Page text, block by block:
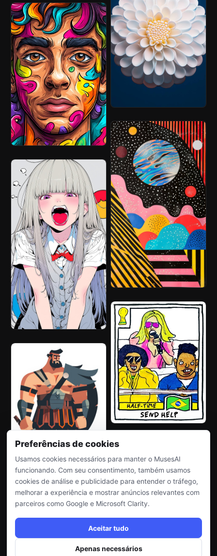
Preferências de cookies
Usamos cookies necessários para manter o MusesAI
funcionando. Com seu consentimento, também usamos
cookies de análise e publicidade para entender o tráfego,
melhorar a experiência e mostrar anúncios relevantes com
parceiros como Google e Microsoft Clarity.
Aceitar tudo
Apenas necessários